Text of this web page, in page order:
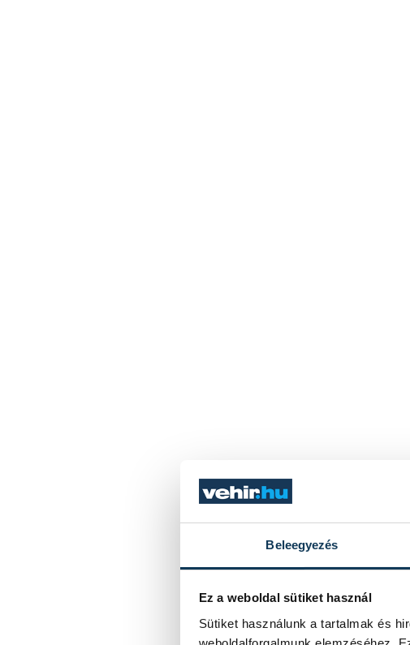
Beleegyezés
Ez a weboldal sütiket használ
Sütiket használunk a tartalmak és